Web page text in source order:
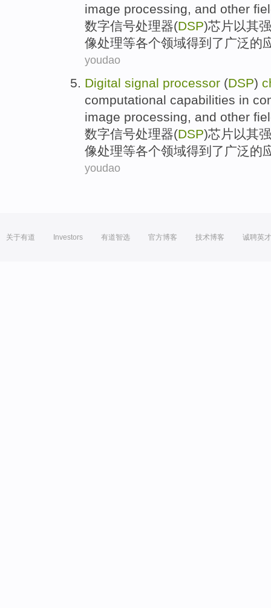
image processing, and other
数字信号处理器(DSP)芯片以其
像处理等各个领域得到 了 广泛的
youdao
Digital signal processor (DSP)
computational capabilities in
image processing, and other
数字信号处理器(DSP)芯片以其
像处理等各个领域得到 了 广泛的
youdao
关于有道 Investors 有道智选 官方博客 技术博客 诚聘英才